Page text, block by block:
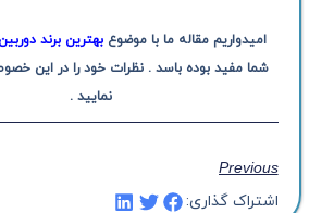
امیدواریم مقاله ما با موضوع بهترین برند
شما مفید بوده باسد . نظرات خود را در این
نمایید .
Previous
اشتراک گذاری: